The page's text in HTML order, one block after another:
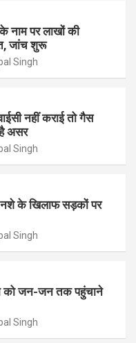
नाम पर लाखों की
जांच शुरू
Singh
नहीं कराई तो गैस
असर
Singh
नशे के खिलाफ सड़कों पर
Singh
को जन-जन तक पहुंचाने
Singh